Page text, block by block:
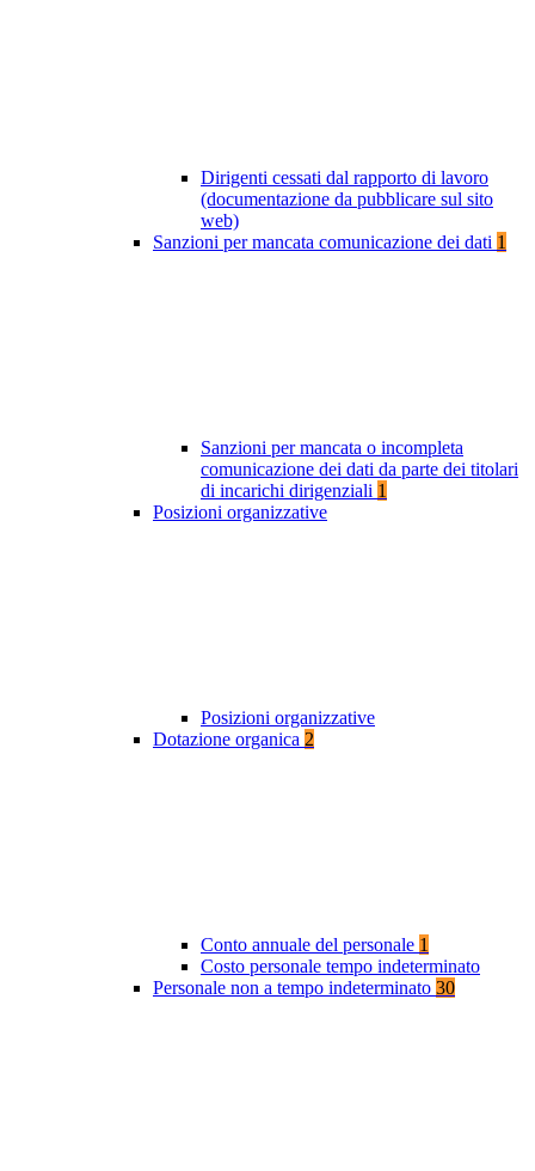
Dirigenti cessati dal rapporto di lavoro
(documentazione da pubblicare sul sito
web)
Sanzioni per mancata comunicazione dei dati 1
Sanzioni per mancata o incompleta
comunicazione dei dati da parte dei titolari
di incarichi dirigenziali 1
Posizioni organizzative
Posizioni organizzative
Dotazione organica 2
Conto annuale del personale 1
Costo personale tempo indeterminato
Personale non a tempo indeterminato 30